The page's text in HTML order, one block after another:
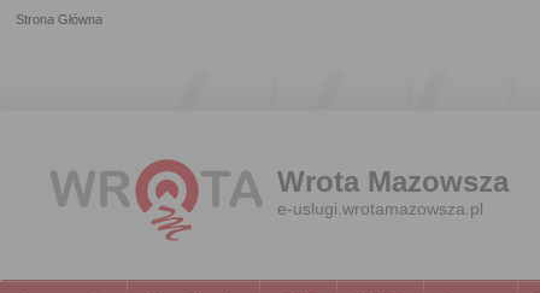
Strona Główna
Wrota Mazowsza
e-uslugi.wrotamazowsza.pl